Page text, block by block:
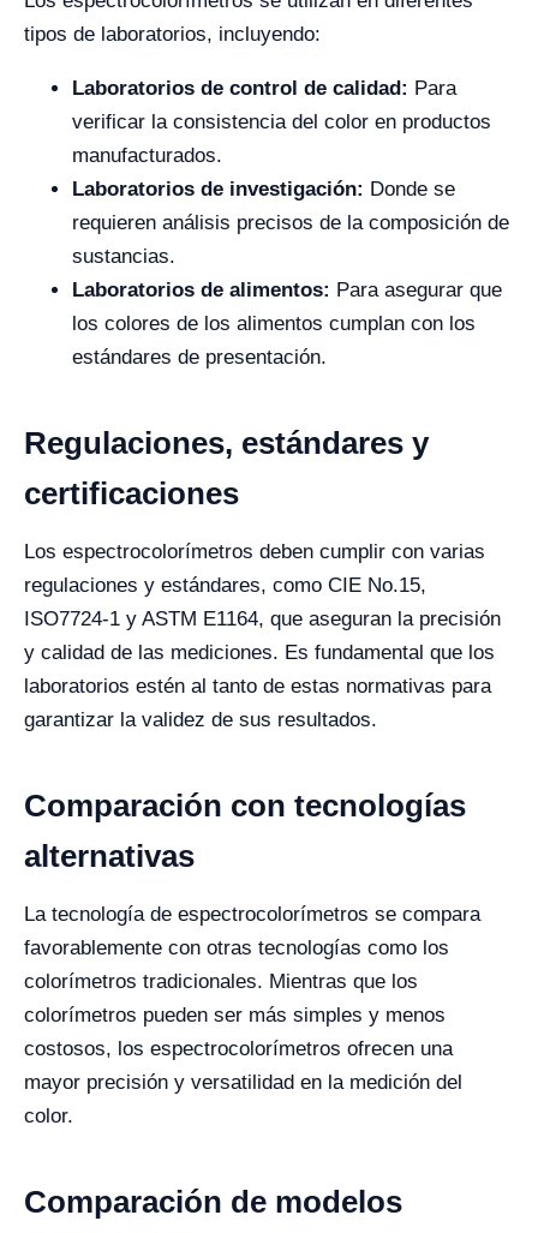
tipos de laboratorios, incluyendo:
Laboratorios de control de calidad: Para
verificar la consistencia del color en productos
manufacturados.
Laboratorios de investigación: Donde se
requieren análisis precisos de la composición de
sustancias.
Laboratorios de alimentos: Para asegurar que
los colores de los alimentos cumplan con los
estándares de presentación.
Regulaciones, estándares y
certificaciones
Los espectrocolorímetros deben cumplir con varias
regulaciones y estándares, como CIE No.15,
ISO7724-1 y ASTM E1164, que aseguran la precisión
y calidad de las mediciones. Es fundamental que los
laboratorios estén al tanto de estas normativas para
garantizar la validez de sus resultados.
Comparación con tecnologías
alternativas
La tecnología de espectrocolorímetros se compara
favorablemente con otras tecnologías como los
colorímetros tradicionales. Mientras que los
colorímetros pueden ser más simples y menos
costosos, los espectrocolorímetros ofrecen una
mayor precisión y versatilidad en la medición del
color.
Comparación de modelos